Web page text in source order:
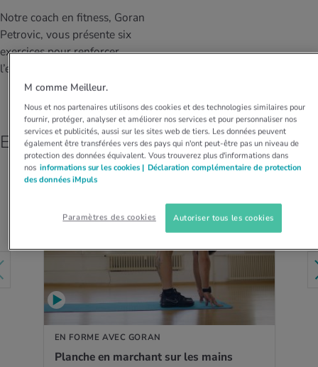
et intolérances
ACTUELS DANS LE DOMAINE ALIMENTATION
Calculateur d’IMC
Calculez votre besoin en calories
d’hiver
ACTUELS DANS LE DOMAINE MOUVEMENT
Calculer la consommation de calories
Course & Jogging
au quotidien
de relaxation
ACTUELS DANS LE DOMAINE RELAXATION
Travail et santé
Détente active
médical
spécialisée
des femmes
ACTUELS DANS LE DOMAINE MÉDECINE
Réduire la tension artérielle
Douleurs nerveuses
Notre coach en fitness, Goran
Petrovic, vous présente six
exercices pour renforcer
l’ensemble du corps.
Exercices d’échauffement
EN FORME AVEC GORAN
Planche en marchant sur les mains
REGARDER LA VIDÉO
M comme Meilleur.
Nous et nos partenaires utilisons des cookies et des technologies similaires pour
fournir, protéger, analyser et améliorer nos services et pour personnaliser nos
services et publicités, aussi sur les sites web de tiers. Les données peuvent
également être transférées vers des pays qui n'ont peut-être pas un niveau de
protection des données équivalent. Vous trouverez plus d'informations dans
nos informations sur les cookies | Déclaration complémentaire de protection
des données iMpuls
Paramètres des cookies Autoriser tous les cookies